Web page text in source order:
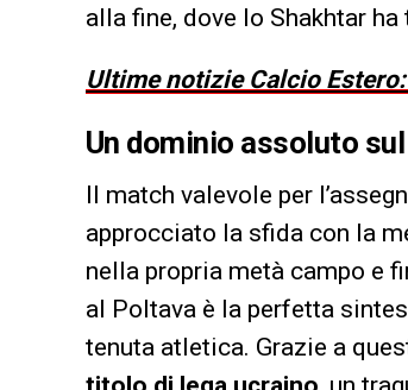
alla fine, dove lo Shakhtar ha
Ultime notizie Calcio
Un dominio assoluto
Il match valevole per
approcciato la sfida con la
nella propria metà campo e
al Poltava è la perfetta
tenuta atletica. Grazie a